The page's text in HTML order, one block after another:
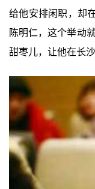
给他安排闲职，却
陈明仁，这个举动
甜枣儿，让他在长